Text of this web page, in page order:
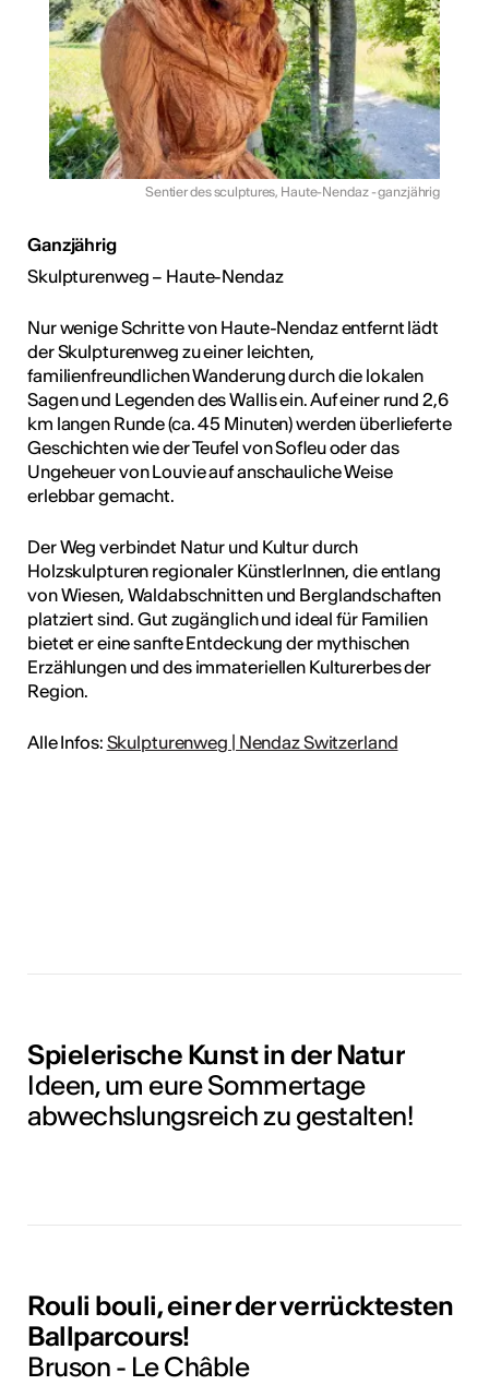
Sentier des sculptures, Haute-Nendaz - ganzjährig
Ganzjährig
Skulpturenweg – Haute-Nendaz
Nur wenige Schritte von Haute-Nendaz entfernt lädt
der Skulpturenweg zu einer leichten,
familienfreundlichen Wanderung durch die lokalen
Sagen und Legenden des Wallis ein. Auf einer rund 2,6
km langen Runde (ca. 45 Minuten) werden überlieferte
Geschichten wie der Teufel von Sofleu oder das
Ungeheuer von Louvie auf anschauliche Weise
erlebbar gemacht.
Der Weg verbindet Natur und Kultur durch
Holzskulpturen regionaler KünstlerInnen, die entlang
von Wiesen, Waldabschnitten und Berglandschaften
platziert sind. Gut zugänglich und ideal für Familien
bietet er eine sanfte Entdeckung der mythischen
Erzählungen und des immateriellen Kulturerbes der
Region.
Alle Infos: Skulpturenweg | Nendaz Switzerland
Spielerische Kunst in der Natur
Ideen, um eure Sommertage
abwechslungsreich zu gestalten!
Rouli bouli, einer der verrücktesten
Ballparcours!
Bruson - Le Châble